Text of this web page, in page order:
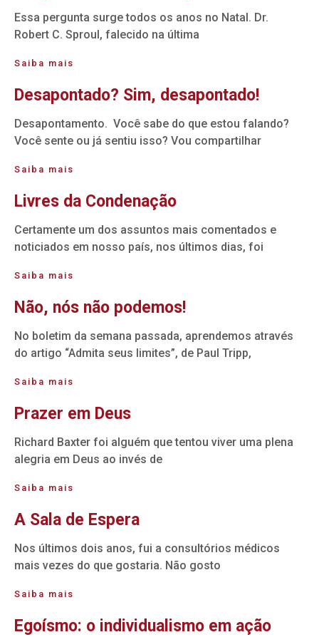
Essa pergunta surge todos os anos no Natal. Dr.
Robert C. Sproul, falecido na última
Saiba mais
Desapontado? Sim, desapontado!
Desapontamento. Você sabe do que estou falando?
Você sente ou já sentiu isso? Vou compartilhar
Saiba mais
Livres da Condenação
Certamente um dos assuntos mais comentados e
noticiados em nosso país, nos últimos dias, foi
Saiba mais
Não, nós não podemos!
No boletim da semana passada, aprendemos através
do artigo “Admita seus limites”, de Paul Tripp,
Saiba mais
Prazer em Deus
Richard Baxter foi alguém que tentou viver uma plena
alegria em Deus ao invés de
Saiba mais
A Sala de Espera
Nos últimos dois anos, fui a consultórios médicos
mais vezes do que gostaria. Não gosto
Saiba mais
Egoísmo: o individualismo em ação